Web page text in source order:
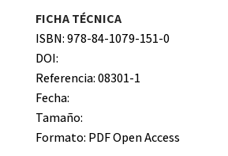
FICHA TÉCNICA
ISBN: 978-84-1079-151-0
DOI:
Referencia: 08301-1
Fecha:
Tamaño:
Formato: PDF Open Access